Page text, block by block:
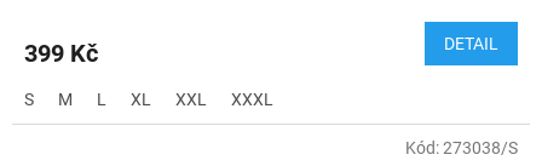
399 Kč DETAIL
S M L XL XXL XXXL
Kód:273038/S